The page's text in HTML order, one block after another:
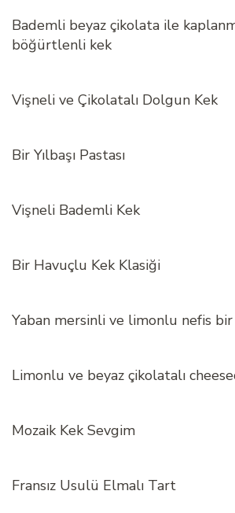
Bademli beyaz çikolata ile
böğürtlenli kek
Vişneli ve Çikolatalı Dolgun Kek
Bir Yılbaşı Pastası
Vişneli Bademli Kek
Bir Havuçlu Kek Klasiği
Yaban mersinli ve limonlu nefis
Limonlu ve beyaz çikolatalı
Mozaik Kek Sevgim
Fransız Usulü Elmalı Tart